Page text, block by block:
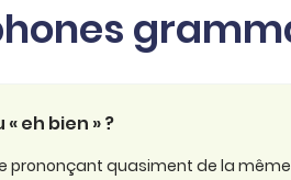
« eh bien » ?
se prononçant quasiment de la